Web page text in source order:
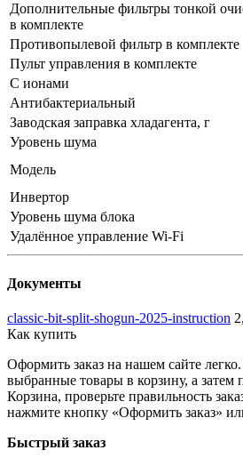
Дополнительные фильтры тонкой
в комплекте
Противопылевой фильтр в комплекте
Пульт управления в комплекте
С ионами
Антибактериальный
Заводская заправка хладагента, г
Уровень шума
Модель
Инвертор
Уровень шума блока
Удалённое управление Wi-Fi
Документы
classic-bit-split-shogun-2025-instruction
Как купить
Оформить заказ на нашем сайте
выбранные товары в корзину, а затем
Корзина, проверьте правильность
нажмите кнопку «Оформить заказ»
Быстрый заказ